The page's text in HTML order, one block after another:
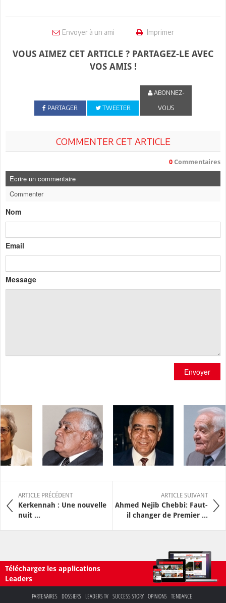
Envoyer à un ami Imprimer
VOUS AIMEZ CET ARTICLE ? PARTAGEZ-LE AVEC
VOS AMIS !
PARTAGER TWEETER
ABONNEZ-
VOUS
COMMENTER CET ARTICLE
0 Commentaires
Ecrire un commentaire
Commenter
Nom
Email
Message
Envoyer
ARTICLE PRÉCÉDENT
Kerkennah : Une nouvelle
nuit ...
ARTICLE SUIVANT
Ahmed Nejib Chebbi: Faut-
il changer de Premier ...
Téléchargez les applications
Leaders
PARTENAIRES DOSSIERS LEADERS TV SUCCESS STORY OPINIONS TENDANCE